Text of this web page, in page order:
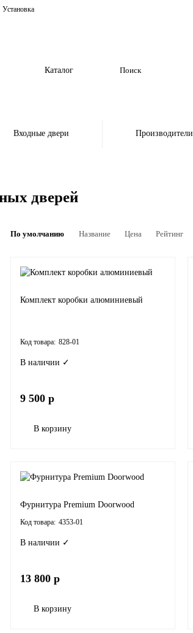
Установка
Каталог
Входные двери Производители
дверей
По умолчанию Название Цена Рейтинг
Комплект коробки алюминиевый
828-01
В наличии ✓
9 500 р
В корзину
Фурнитура Premium Doorwood
4353-01
В наличии ✓
13 800 р
В корзину